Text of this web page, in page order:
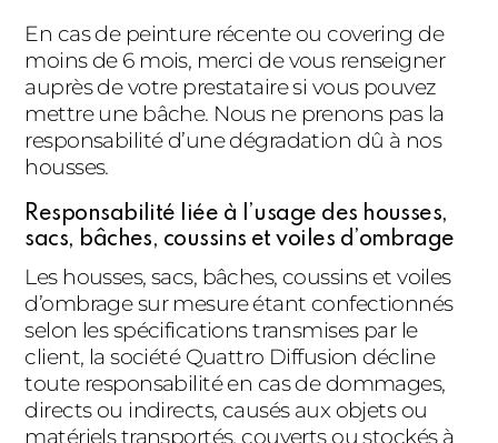
En cas de peinture récente ou covering de
moins de 6 mois, merci de vous renseigner
auprès de votre prestataire si vous pouvez
mettre une bâche. Nous ne prenons pas la
responsabilité d’une dégradation dû à nos
housses.
Responsabilité liée à l’usage des housses,
sacs, bâches, coussins et voiles d’ombrage
Les housses, sacs, bâches, coussins et voiles
d’ombrage sur mesure étant confectionnés
selon les spécifications transmises par le
client, la société Quattro Diffusion décline
toute responsabilité en cas de dommages,
directs ou indirects, causés aux objets ou
matériels transportés, couverts ou stockés à